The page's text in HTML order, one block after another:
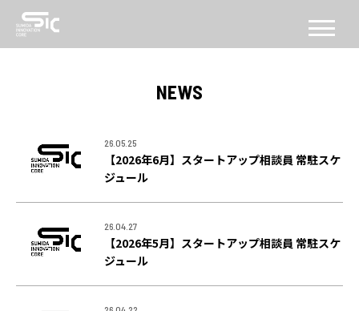
CONCEPT
コンセプト
SICについて
FACILITY
SERVICE
PROGRAM
NEWS
26.05.25
【2026年6月】スタートアップ相談員 常駐スケ
ジュール
26.04.27
【2026年5月】スタートアップ相談員 常駐スケ
ジュール